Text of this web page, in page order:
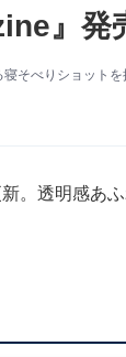
』発
そべりショットを
。透明感あ